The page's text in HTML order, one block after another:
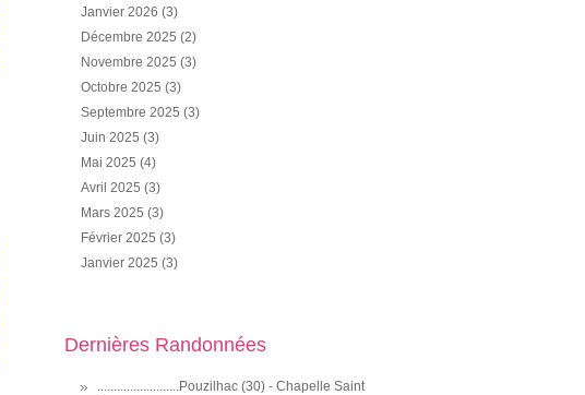
Janvier 2026 (3)
Décembre 2025 (2)
Novembre 2025 (3)
Octobre 2025 (3)
Septembre 2025 (3)
Juin 2025 (3)
Mai 2025 (4)
Avril 2025 (3)
Mars 2025 (3)
Février 2025 (3)
Janvier 2025 (3)
Dernières Randonnées
.........................Pouzilhac (30) - Chapelle Saint